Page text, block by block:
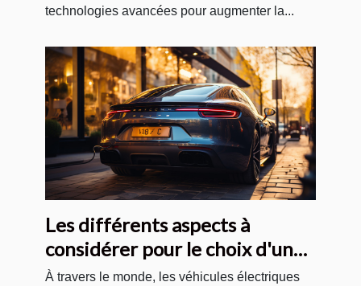
technologies avancées pour augmenter la...
Les différents aspects à
considérer pour le choix d'un
véhicule électrique
À travers le monde, les véhicules électriques